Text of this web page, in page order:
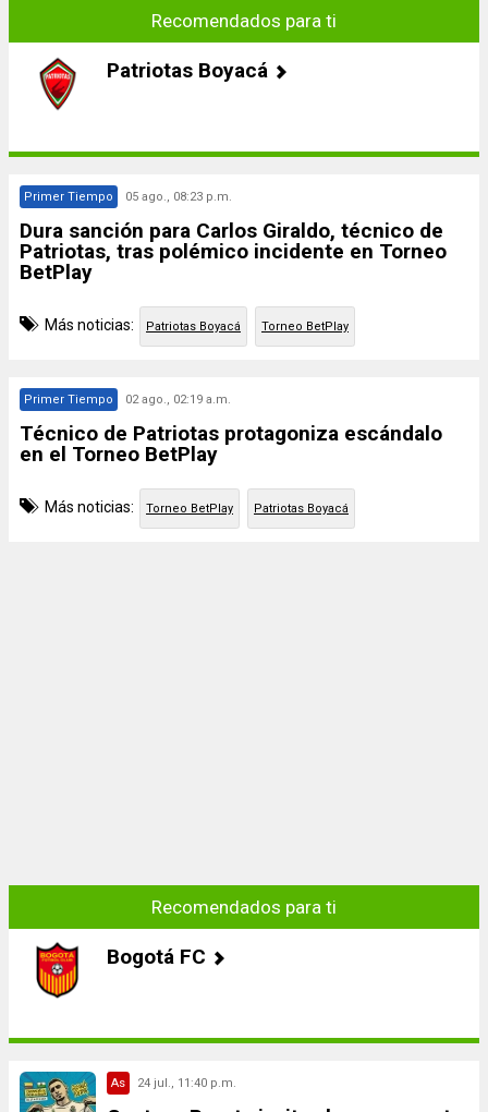
Recomendados para ti
Patriotas Boyacá
Primer Tiempo 05 ago., 08:23 p.m.
Dura sanción para Carlos Giraldo, técnico de
Patriotas, tras polémico incidente en Torneo
BetPlay
Más noticias: Patriotas Boyacá Torneo BetPlay
Primer Tiempo 02 ago., 02:19 a.m.
Técnico de Patriotas protagoniza escándalo
en el Torneo BetPlay
Más noticias: Torneo BetPlay Patriotas Boyacá
Recomendados para ti
Bogotá FC
As 24 jul., 11:40 p.m.